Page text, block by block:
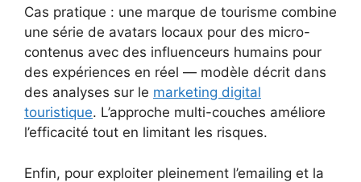
Cas pratique : une marque de tourisme combine
une série de avatars locaux pour des micro-
contenus avec des influenceurs humains pour
des expériences en réel — modèle décrit dans
des analyses sur le marketing digital
touristique. L’approche multi-couches améliore
l’efficacité tout en limitant les risques.
Enfin, pour exploiter pleinement l’emailing et la